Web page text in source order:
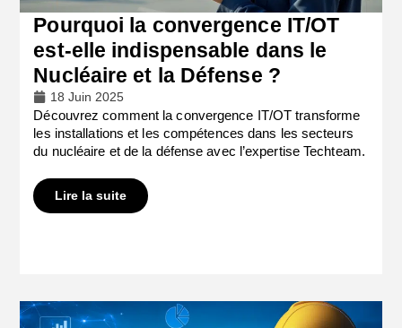
Pourquoi la convergence IT/OT
est-elle indispensable dans le
Nucléaire et la Défense ?
18 Juin 2025
Découvrez comment la convergence IT/OT transforme
les installations et les compétences dans les secteurs
du nucléaire et de la défense avec l’expertise Techteam.
Lire la suite